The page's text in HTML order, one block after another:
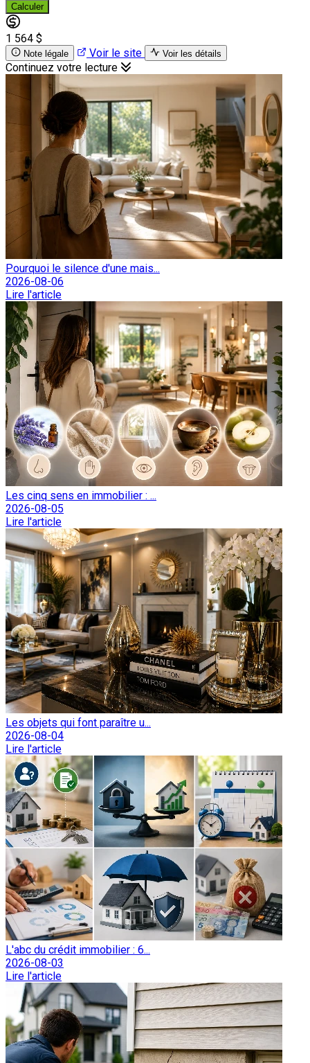
Calculer
1 564 $
Note légale Voir le site Voir les détails
Continuez votre lecture
Pourquoi le silence d'une mais...
2026-08-06
Lire l'article
Les cinq sens en immobilier : ...
2026-08-05
Lire l'article
Les objets qui font paraître u...
2026-08-04
Lire l'article
L'abc du crédit immobilier : 6...
2026-08-03
Lire l'article